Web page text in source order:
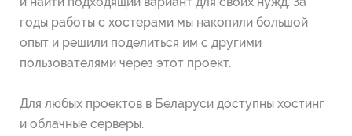
годы работы с хостерами мы накопили большой
опыт и решили поделиться им с другими
пользователями через этот проект.
Для любых проектов в Беларуси доступны хостинг
и облачные серверы.